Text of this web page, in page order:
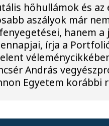
hőhullámok és az
aszályok már
hanem a
írja a
András
Egyetem korábbi